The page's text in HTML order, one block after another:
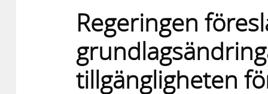
Regeringen
tillgängligheten